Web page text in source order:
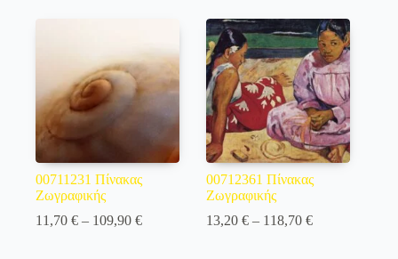
through
109,90 €
00711231 Πίνακας
Ζωγραφικής
11,70 € – 109,90 €Price
00712361 Πίνακας
Ζωγραφικής
13,20€ – 118,70€Price